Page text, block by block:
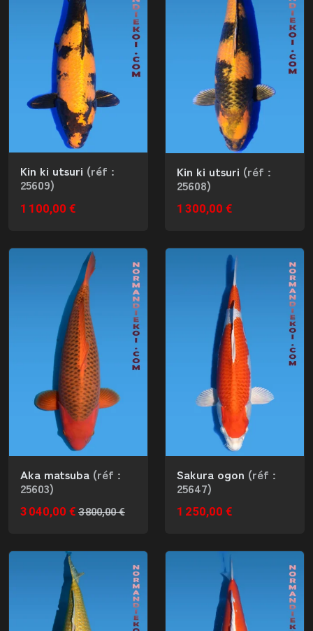
Kin ki utsuri (réf :
25609)
1 100,00 €
Kin ki utsuri (réf :
25608)
1 300,00 €
Aka matsuba (réf :
25603)
3 040,00 € 3 800,00 €
Sakura ogon (réf :
25647)
1 250,00 €